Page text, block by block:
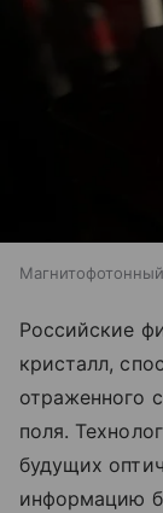
Российские
кристалл,
отраженного
поля.
будущих
информацию